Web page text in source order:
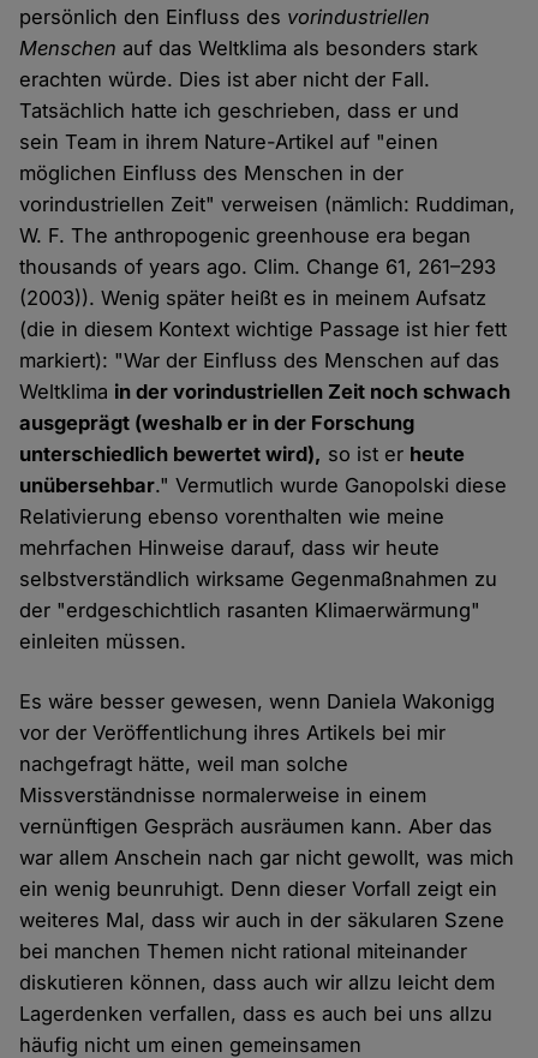
persönlich den Einfluss des vorindustriellen
Menschen auf das Weltklima als besonders stark
erachten würde. Dies ist aber nicht der Fall.
Tatsächlich hatte ich geschrieben, dass er und
sein Team in ihrem Nature-Artikel auf "einen
möglichen Einfluss des Menschen in der
vorindustriellen Zeit" verweisen (nämlich: Ruddiman,
W. F. The anthropogenic greenhouse era began
thousands of years ago. Clim. Change 61, 261–293
(2003)). Wenig später heißt es in meinem Aufsatz
(die in diesem Kontext wichtige Passage ist hier fett
markiert): "War der Einfluss des Menschen auf das
Weltklima in der vorindustriellen Zeit noch schwach
ausgeprägt (weshalb er in der Forschung
unterschiedlich bewertet wird), so ist er heute
unübersehbar." Vermutlich wurde Ganopolski diese
Relativierung ebenso vorenthalten wie meine
mehrfachen Hinweise darauf, dass wir heute
selbstverständlich wirksame Gegenmaßnahmen zu
der "erdgeschichtlich rasanten Klimaerwärmung"
einleiten müssen.
Es wäre besser gewesen, wenn Daniela Wakonigg
vor der Veröffentlichung ihres Artikels bei mir
nachgefragt hätte, weil man solche
Missverständnisse normalerweise in einem
vernünftigen Gespräch ausräumen kann. Aber das
war allem Anschein nach gar nicht gewollt, was mich
ein wenig beunruhigt. Denn dieser Vorfall zeigt ein
weiteres Mal, dass wir auch in der säkularen Szene
bei manchen Themen nicht rational miteinander
diskutieren können, dass auch wir allzu leicht dem
Lagerdenken verfallen, dass es auch bei uns allzu
häufig nicht um einen gemeinsamen